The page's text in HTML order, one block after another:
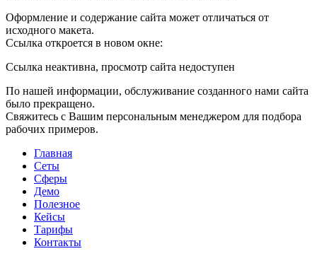
Оформление и содержание сайта может отличаться от
исходного макета.
Ссылка откроется в новом окне:
Ссылка неактивна, просмотр сайта недоступен
По нашей информации, обслуживание созданного нами сайта
было прекращено.
Свяжитесь с Вашим персональным менеджером для подбора
рабочих примеров.
Главная
Сеты
Сферы
Демо
Полезное
Кейсы
Тарифы
Контакты